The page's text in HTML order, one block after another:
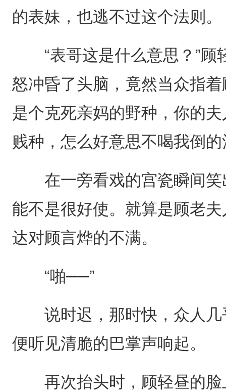
的表妹，也逃不过这个法则。
“表哥这是什么意思？”顾
怒冲昏了头脑，竟然当众指
是个克死亲妈的野种，你的
贱种，怎么好意思不喝我倒的
在一旁看戏的宫瓷瞬间笑
能不是很好使。就算是顾老
达对顾言烨的不满。
“啪──”
说时迟，那时快，众人几
便听见清脆的巴掌声响起。
再次抬头时，顾轻昼的脸